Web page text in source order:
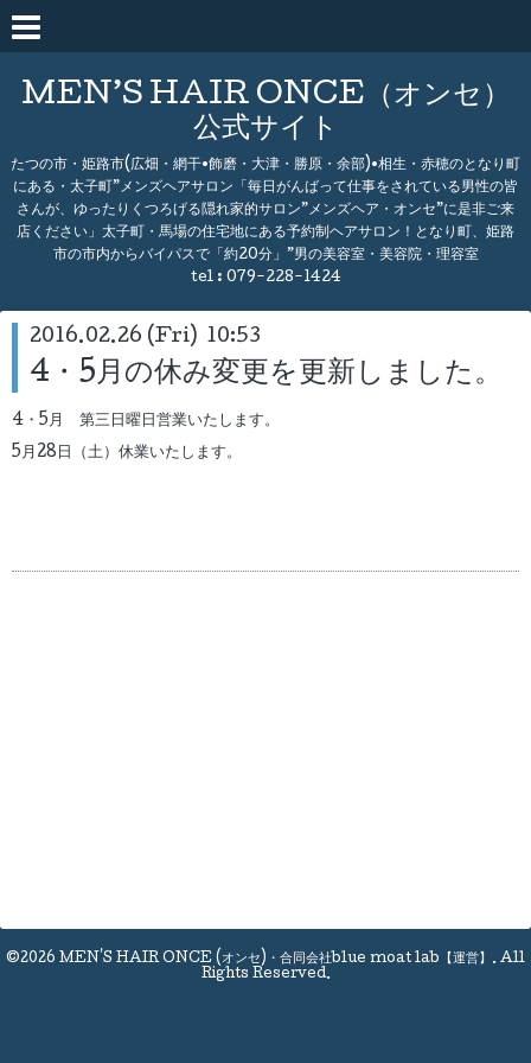
MEN’S HAIR ONCE（オンセ）
公式サイト
たつの市・姫路市(広畑・網干•飾磨・大津・勝原・余部)•相生・赤穂のとなり町
にある・太子町”メンズヘアサロン「毎日がんばって仕事をされている男性の皆
さんが、ゆったりくつろげる隠れ家的サロン”メンズヘア・オンセ”に是非ご来
店ください」太子町・馬場の住宅地にある予約制ヘアサロン！となり町、姫路
市の市内からバイパスで「約20分」”男の美容室・美容院・理容室
tel : 079-228-1424
2016.02.26 (Fri) 10:53
4・5月の休み変更を更新しました。
4・5月 第三日曜日営業いたします。
5月28日（土）休業いたします。
©2026 MEN'S HAIR ONCE (オンセ)・合同会社blue moat lab【運営】 . All
Rights Reserved.